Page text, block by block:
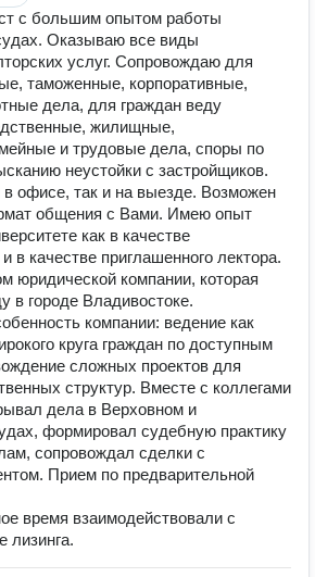
с большим опытом работы
Оказываю все виды
услуг. Сопровождаю для
таможенные, корпоративные,
дела, для граждан веду
жилищные,
и трудовые дела, споры по
неустойки с застройщиков.
офисе, так и на выезде. Возможен
общения с Вами. Имею опыт
как в качестве
в качестве приглашенного лектора.
юридической компании, которая
в городе Владивостоке.
компании: ведение как
круга граждан по доступным
сложных проектов для
структур. Вместе с коллегами
дела в Верховном и
формировал судебную практику
сопровождал сделки с
Прием по предварительной
время взаимодействовали с
лизинга.